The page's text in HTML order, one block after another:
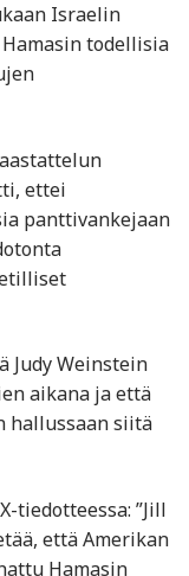
Israelin
todellisia
ettei
panttivankejaan
Judy Weinstein
aikana ja että
hallussaan siitä
tiedotteessa: ”Jill
että Amerikan
Hamasin